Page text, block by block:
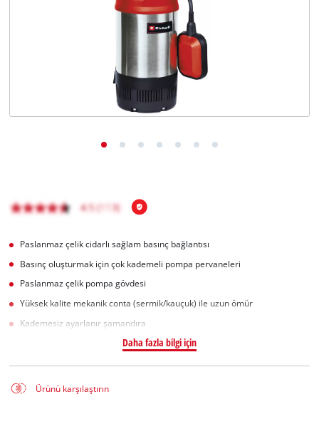
Paslanmaz çelik cidarlı sağlam basınç bağlantısı
Basınç oluşturmak için çok kademeli pompa pervaneleri
Paslanmaz çelik pompa gövdesi
Yüksek kalite mekanik conta (sermik/kauçuk) ile uzun ömür
Kademesiz ayarlanır şamandıra
Daha fazla bilgi için
Ürünü karşılaştırın